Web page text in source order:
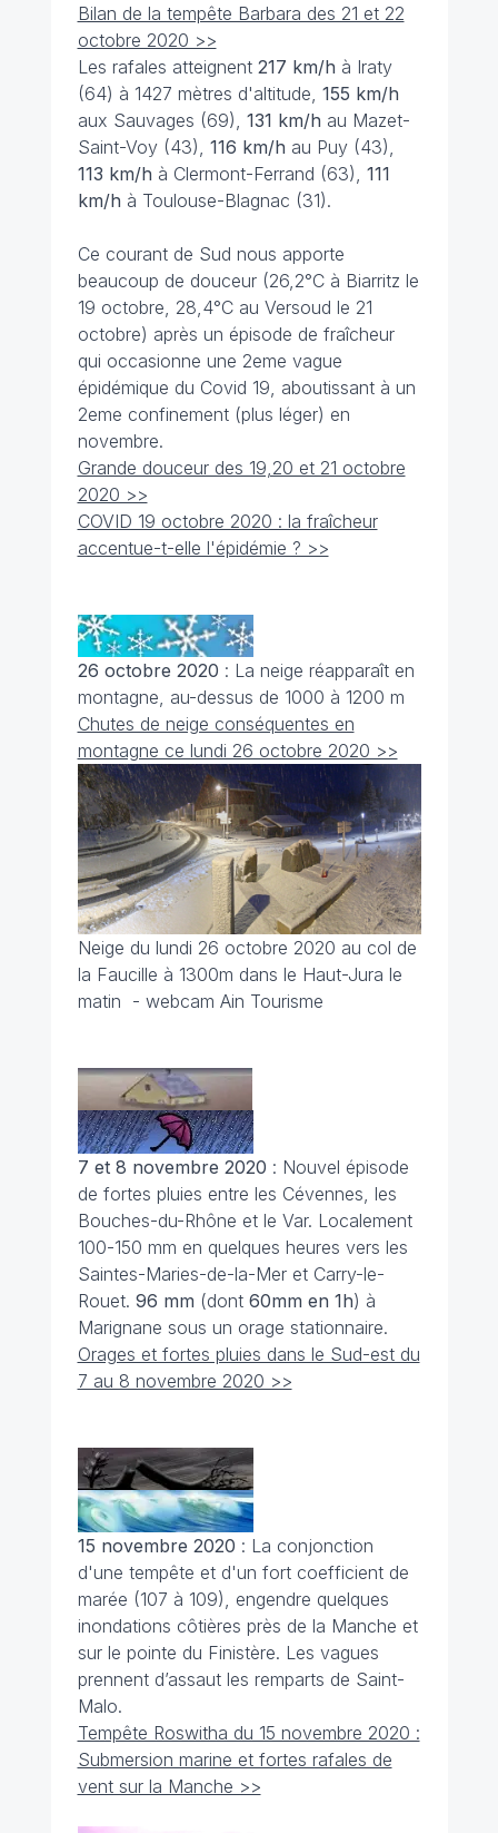
Bilan de la tempête Barbara des 21 et 22
octobre 2020 >>
Les rafales atteignent 217 km/h à Iraty
(64) à 1427 mètres d'altitude, 155 km/h
aux Sauvages (69), 131 km/h au Mazet-
Saint-Voy (43), 116 km/h au Puy (43),
113 km/h à Clermont-Ferrand (63), 111
km/h à Toulouse-Blagnac (31).
Ce courant de Sud nous apporte
beaucoup de douceur (26,2°C à Biarritz le
19 octobre, 28,4°C au Versoud le 21
octobre) après un épisode de fraîcheur
qui occasionne une 2eme vague
épidémique du Covid 19, aboutissant à un
2eme confinement (plus léger) en
novembre.
Grande douceur des 19,20 et 21 octobre
2020 >>
COVID 19 octobre 2020 : la fraîcheur
accentue-t-elle l'épidémie ? >>
26 octobre 2020 : La neige réapparaît en
montagne, au-dessus de 1000 à 1200 m
Chutes de neige conséquentes en
montagne ce lundi 26 octobre 2020 >>
Neige du lundi 26 octobre 2020 au col de
la Faucille à 1300m dans le Haut-Jura le
matin - webcam Ain Tourisme
7 et 8 novembre 2020 : Nouvel épisode
de fortes pluies entre les Cévennes, les
Bouches-du-Rhône et le Var. Localement
100-150 mm en quelques heures vers les
Saintes-Maries-de-la-Mer et Carry-le-
Rouet. 96 mm (dont 60mm en 1h) à
Marignane sous un orage stationnaire.
Orages et fortes pluies dans le Sud-est du
7 au 8 novembre 2020 >>
15 novembre 2020 : La conjonction
d'une tempête et d'un fort coefficient de
marée (107 à 109), engendre quelques
inondations côtières près de la Manche et
sur le pointe du Finistère. Les vagues
prennent d’assaut les remparts de Saint-
Malo.
Tempête Roswitha du 15 novembre 2020 :
Submersion marine et fortes rafales de
vent sur la Manche >>